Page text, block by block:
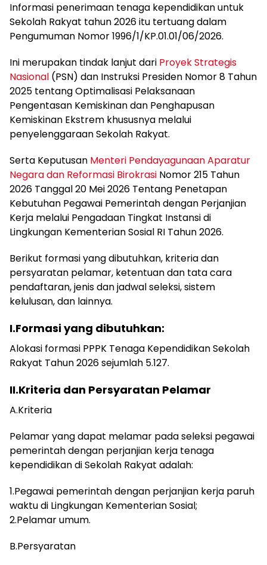
Informasi penerimaan tenaga kependidikan untuk
Sekolah Rakyat tahun 2026 itu tertuang dalam
Pengumuman Nomor 1996/1/KP.01.01/06/2026.
Ini merupakan tindak lanjut dari Proyek Strategis
Nasional (PSN) dan Instruksi Presiden Nomor 8 Tahun
2025 tentang Optimalisasi Pelaksanaan
Pengentasan Kemiskinan dan Penghapusan
Kemiskinan Ekstrem khususnya melalui
penyelenggaraan Sekolah Rakyat.
Serta Keputusan Menteri Pendayagunaan Aparatur
Negara dan Reformasi Birokrasi Nomor 215 Tahun
2026 Tanggal 20 Mei 2026 Tentang Penetapan
Kebutuhan Pegawai Pemerintah dengan Perjanjian
Kerja melalui Pengadaan Tingkat Instansi di
Lingkungan Kementerian Sosial RI Tahun 2026.
Berikut formasi yang dibutuhkan, kriteria dan
persyaratan pelamar, ketentuan dan tata cara
pendaftaran, jenis dan jadwal seleksi, sistem
kelulusan, dan lainnya.
I.Formasi yang dibutuhkan:
Alokasi formasi PPPK Tenaga Kependidikan Sekolah
Rakyat Tahun 2026 sejumlah 5.127.
II.Kriteria dan Persyaratan Pelamar
A.Kriteria
Pelamar yang dapat melamar pada seleksi pegawai
pemerintah dengan perjanjian kerja tenaga
kependidikan di Sekolah Rakyat adalah:
1.Pegawai pemerintah dengan perjanjian kerja paruh
waktu di Lingkungan Kementerian Sosial;
2.Pelamar umum.
B.Persyaratan